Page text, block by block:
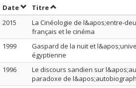
DateTrier par date en ordre croissant
TitreTrier par titre en ordre
2015
La Cinéologie de l&apos;entre-
français et le cinéma
1999
Gaspard de la nuit et
égyptienne
1996
Le discours sandien sur
paradoxe de